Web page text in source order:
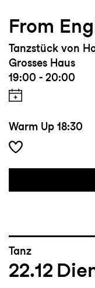
From
Tanzstück von
Grosses Haus
19:00 - 20:00
Warm Up 18:30
Tanz
22.12